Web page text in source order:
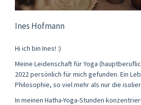
Ines Hofmann
Hi ich bin Ines! :)
Meine Leidenschaft für Yoga
2022 persönlich für mich gefunden. Ein
Philosophie, so viel mehr als nur die
In meinen Hatha-Yoga-Stunden